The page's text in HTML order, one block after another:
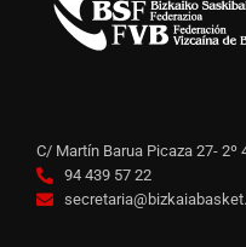
C/ Martín Barua Picaza 27- 2º
94 439 57 22